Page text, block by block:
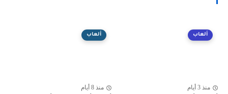
ألعاب
منذ 3 أيام
ألعاب
منذ 8 أيام